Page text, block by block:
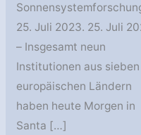
25. Juli 2023. 25. Juli
– Insgesamt neun
Institutionen aus sieben
europäischen Ländern
haben heute Morgen in
Santa […]